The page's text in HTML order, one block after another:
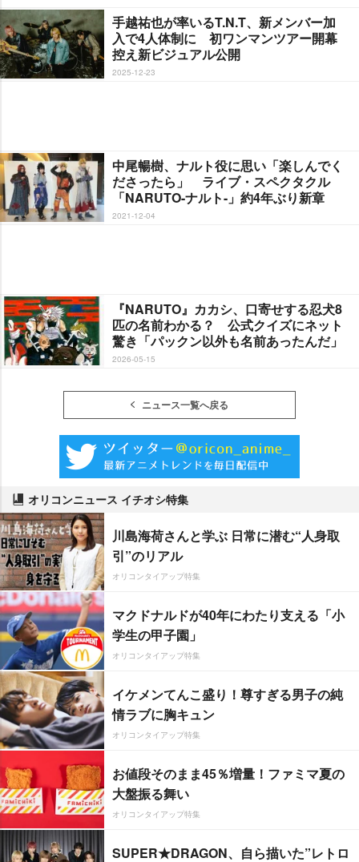
手越祐也が率いるT.N.T、新メンバー加
入で4人体制に 初ワンマンツアー開幕
控え新ビジュアル公開
2025-12-23
中尾暢樹、ナルト役に思い「楽しんでく
ださったら」 ライブ・スペクタクル
「NARUTO-ナルト-」約4年ぶり新章
2021-12-04
『NARUTO』カカシ、口寄せする忍犬8
匹の名前わかる？ 公式クイズにネット
驚き「パックン以外も名前あったんだ」
2026-05-15
ニュース一覧へ戻る
オリコンニュース イチオシ特集
川島海荷さんと学ぶ 日常に潜む“人身取
引”のリアル
オリコンタイアップ特集
マクドナルドが40年にわたり支える「小
学生の甲子園」
オリコンタイアップ特集
イケメンてんこ盛り！尊すぎる男子の純
情ラブに胸キュン
オリコンタイアップ特集
お値段そのまま45％増量！ファミマ夏の
大盤振る舞い
オリコンタイアップ特集
SUPER★DRAGON、自ら描いた”レトロ